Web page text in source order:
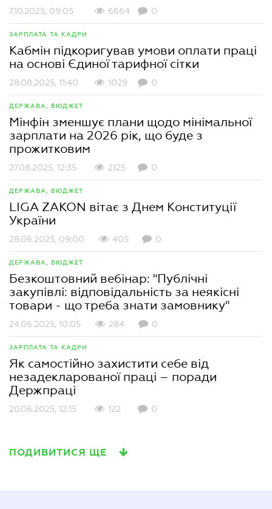
7.10.2025, 09:05 6664 0
ЗАРПЛАТА ТА КАДРИ
Кабмін підкоригував умови оплати праці
на основі Єдиної тарифної сітки
28.08.2025, 11:40 1029 0
ДЕРЖАВА, БЮДЖЕТ
Мінфін зменшує плани щодо мінімальної
зарплати на 2026 рік, що буде з
прожитковим
27.08.2025, 12:35 2125 0
ДЕРЖАВА, БЮДЖЕТ
LIGA ZAKON вітає з Днем Конституції
України
28.06.2025, 09:00 405 0
ДЕРЖАВА, БЮДЖЕТ
Безкоштовний вебінар: "Публічні
закупівлі: відповідальність за неякісні
товари - що треба знати замовнику"
24.06.2025, 10:05 284 0
ЗАРПЛАТА ТА КАДРИ
Як самостійно захистити себе від
незадекларованої праці – поради
Держпраці
20.06.2025, 12:15 122 0
ПОДИВИТИСЯ ЩЕ